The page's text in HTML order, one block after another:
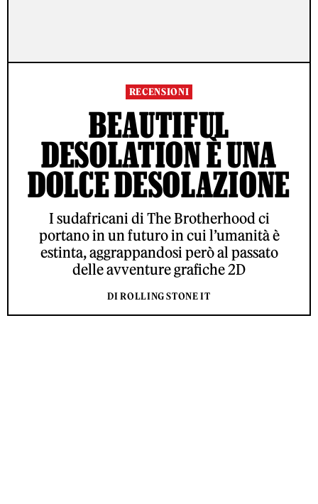
RECENSIONI
BEAUTIFUL
DESOLATION È UNA
DOLCE DESOLAZIONE
I sudafricani di The Brotherhood ci
portano in un futuro in cui l’umanità è
estinta, aggrappandosi però al passato
delle avventure grafiche 2D
DI ROLLING STONE IT